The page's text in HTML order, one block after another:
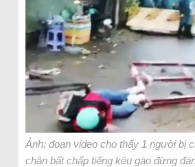
Ảnh: đoạn video cho thấy 1 người bị
chân bất chấp tiếng kêu gào đừng